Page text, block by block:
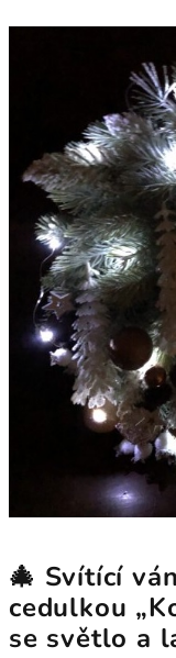
🎄 Svítící
cedulkou
se světlo a